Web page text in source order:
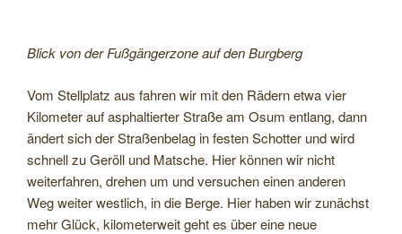
Blick von der Fußgängerzone auf den Burgberg
Vom Stellplatz aus fahren wir mit den Rädern etwa vier
Kilometer auf asphaltierter Straße am Osum entlang, dann
ändert sich der Straßenbelag in festen Schotter und wird
schnell zu Geröll und Matsche. Hier können wir nicht
weiterfahren, drehen um und versuchen einen anderen
Weg weiter westlich, in die Berge. Hier haben wir zunächst
mehr Glück, kilometerweit geht es über eine neue